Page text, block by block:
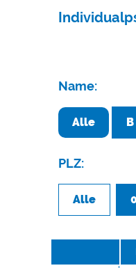
Name:
Alle B
PLZ:
Alle